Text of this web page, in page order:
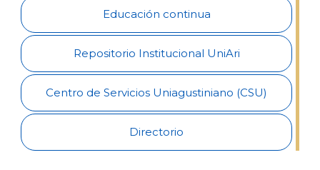
Educación continua
Repositorio Institucional UniAri
Centro de Servicios Uniagustiniano (CSU)
Directorio